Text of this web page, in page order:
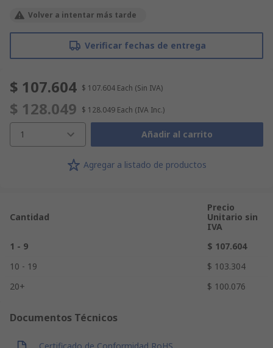
Volver a intentar más tarde
Verificar fechas de entrega
$ 107.604 $ 107.604 Each (Sin IVA)
$ 128.049 $ 128.049 Each (IVA Inc.)
1 Añadir al carrito
Agregar a listado de productos
Cantidad
Precio
Unitario sin
IVA
1 - 9
$ 107.604
10 - 19
$ 103.304
20+
$ 100.076
Documentos Técnicos